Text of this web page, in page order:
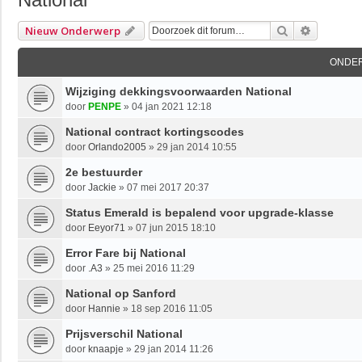
Nieuw Onderwerp Zoek
Wijziging dekkingsvoorwaarden National
door PENPE » 04 jan 2021 12:18
National contract kortingscodes
door Orlando2005 » 29 jan 2014 10:55
2e bestuurder
door Jackie » 07 mei 2017 20:37
Status Emerald is bepalend voor upgrade-klasse
door Eeyor71 » 07 jun 2015 18:10
Error Fare bij National
door .A3 » 25 mei 2016 11:29
National op Sanford
door Hannie » 18 sep 2016 11:05
Prijsverschil National
door knaapje » 29 jan 2014 11:26